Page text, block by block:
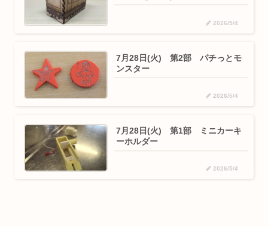
2026/5/4
7月28日(火) 第2部 パチっとモ
ンスター
2026/5/4
7月28日(火) 第1部 ミニカーキ
ーホルダー
2026/5/4